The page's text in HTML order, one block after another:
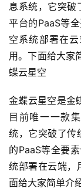
息系统，它突破
平台的PaaS等
空系统部署在
用。下面给大家
蝶云星空
金蝶云星空是金
目前唯一一款
统，它突破了传
的PaaS等全要
统部署在云端，
面给大家简单介